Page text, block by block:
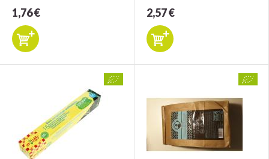
1,76 € 2,57 €